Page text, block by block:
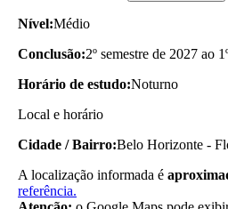
Nível:Médio
Conclusão:2º semestre de 2027 ao
Horário de estudo:Noturno
Local e horário
Cidade / Bairro:Belo Horizonte -
A localização informada é
referência.